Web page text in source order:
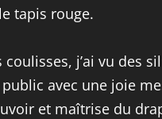
tapis rouge.
coulisses, j’ai vu des
public avec une joie
et maîtrise du